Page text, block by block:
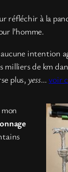
réfléchir à la
l’homme.
intention
de km
plus, yess…voir